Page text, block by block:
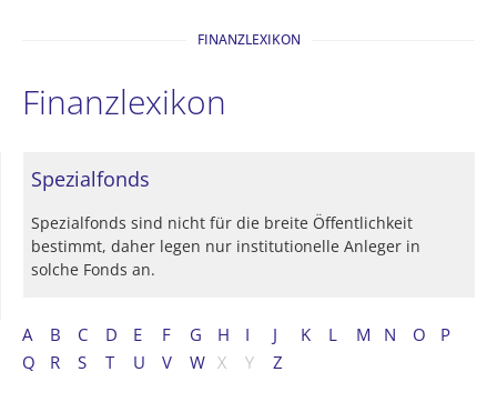
FINANZLEXIKON
Finanzlexikon
A B C D E F G H I J K L M N O
P
Q
R S T U V W X Y Z
Spezialfonds
Spezialfonds sind nicht für die breite Öffentlichkeit
bestimmt, daher legen nur institutionelle Anleger in
solche Fonds an.